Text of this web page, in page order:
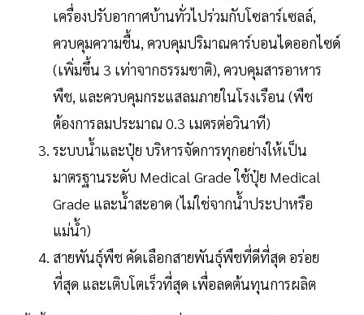
เครื่องปรับอากาศบ้านทั่วไปร่วมกับโซลาร์เซลล์,
ควบคุมความชื้น, ควบคุมปริมาณคาร์บอนไดออกไซด์
(เพิ่มขึ้น 3 เท่าจากธรรมชาติ), ควบคุมสารอาหาร
พืช, และควบคุมกระแสลมภายในโรงเรือน (พืช
ต้องการลมประมาณ 0.3 เมตรต่อวินาที)
ระบบน้ำและปุ๋ย บริหารจัดการทุกอย่างให้เป็น
มาตรฐานระดับ Medical Grade ใช้ปุ๋ย Medical
Grade และน้ำสะอาด (ไม่ใช่จากน้ำประปาหรือ
แม่น้ำ)
สายพันธุ์พืช คัดเลือกสายพันธุ์พืชที่ดีที่สุด อร่อย
ที่สุด และเติบโตเร็วที่สุด เพื่อลดต้นทุนการผลิต